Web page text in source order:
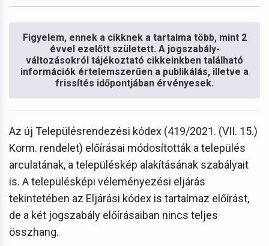
Figyelem, ennek a cikknek a tartalma több, mint 2
évvel ezelőtt született. A jogszabály-
változásokról tájékoztató cikkeinkben található
információk értelemszerűen a publikálás, illetve a
frissítés időpontjában érvényesek.
Az új Településrendezési kódex (419/2021. (VII. 15.)
Korm. rendelet) előírásai módosították a település
arculatának, a településkép alakításának szabályait
is. A településképi véleményezési eljárás
tekintetében az Eljárási kódex is tartalmaz előírást,
de a két jogszabály előírásaiban nincs teljes
összhang.